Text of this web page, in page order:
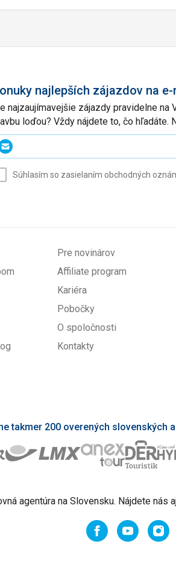
najlepších zájazdov na e-
najzaujímavejšie zájazdy pravidelne
loďou? Vždy nájdete to, čo hľadáte.
Súhlasím so zasielaním obchodných
Pre novinárov
Affiliate program
Kariéra
Pobočky
O spoločnosti
Kontakty
takmer 200 overených slovenských
agentúra na Slovensku. Nájdete nás
FacebookYouTube